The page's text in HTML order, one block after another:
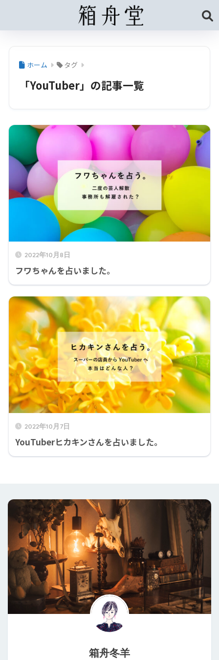
ホーム タグ
「YouTuber」の記事一覧
2022年10月8日
フワちゃんを占いました。
2022年10月7日
YouTuberヒカキンさんを占いました。
箱舟冬羊